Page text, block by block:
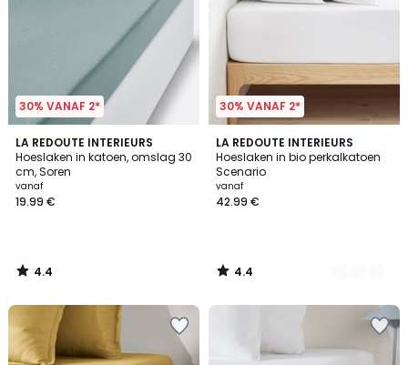
30% VANAF 2*
LA REDOUTE INTERIEURS
Hoeslaken in katoen, omslag 30
cm, Soren
vanaf
19.99 €
4.4
/ 5
4.4
/
30% VANAF 2*
LA REDOUTE INTERIEURS
Hoeslaken in bio perkalkatoen
Scenario
vanaf
42.99 €
4.4
/ 5
13
Kleuren
4.4
/